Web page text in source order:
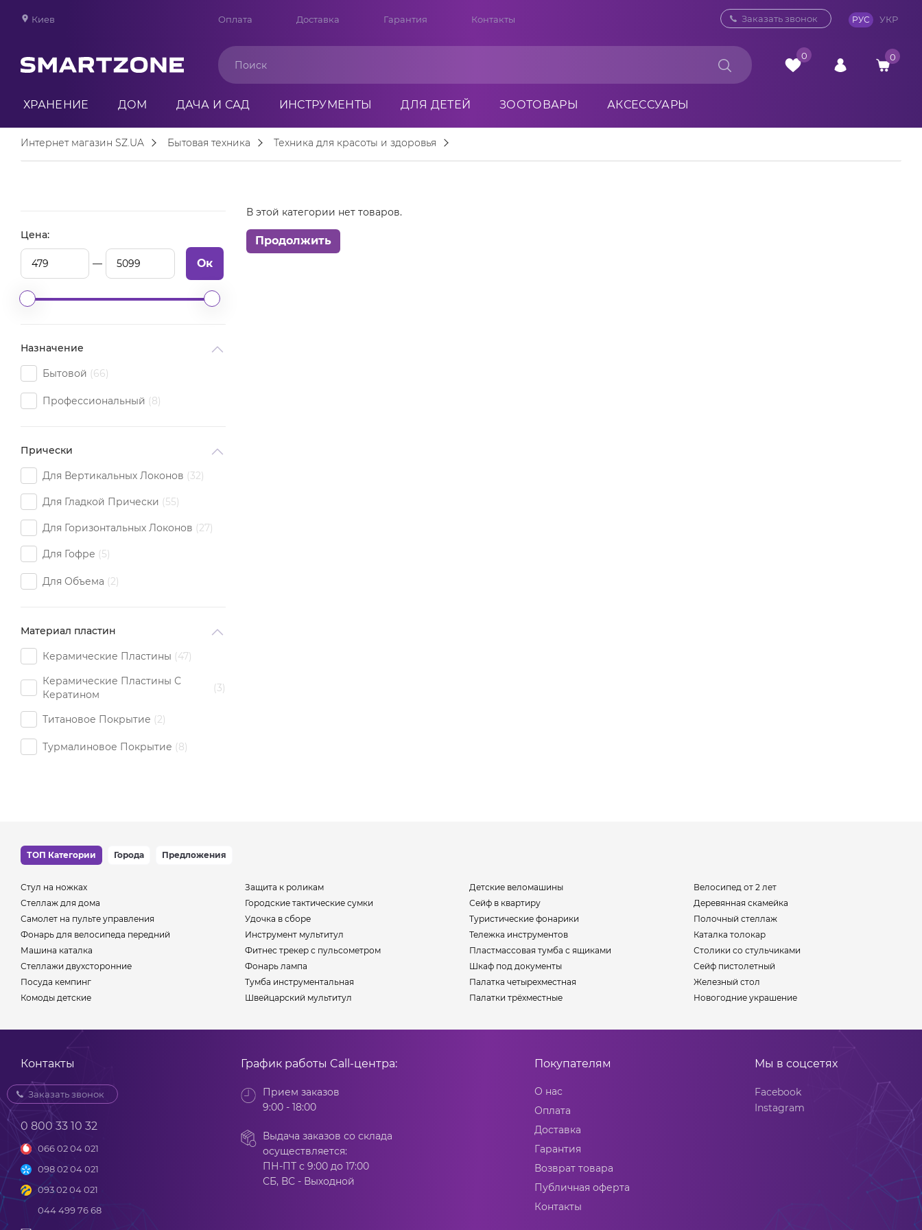
Киев Оплата Доставка Гарантия Контакты 0 800 33 10 32
Заказать звонок РУС УКР
0 0
ХРАНЕНИЕ ДОМ ДАЧА И САД ИНСТРУМЕНТЫ ДЛЯ ДЕТЕЙ ЗООТОВАРЫ АКСЕССУАРЫ
Интернет магазин SZ.UA Бытовая техника Техника для красоты и здоровья
Цена:
Ок
Назначение
Бытовой 66
Профессиональный 8
Прически
Для Вертикальных Локонов 32
Для Гладкой Прически 55
Для Горизонтальных Локонов 27
Для Гофре 5
Для Объема 2
Материал пластин
Керамические Пластины
47
Керамические Пластины С
Кератином
3
Титановое Покрытие 2
Турмалиновое Покрытие 8
В этой категории нет товаров.
Продолжить
ТОП Категории Города Предложения
Стул на ножках
Стеллаж для дома
Самолет на пульте управления
Фонарь для велосипеда передний
Машина каталка
Стеллажи двухсторонние
Посуда кемпинг
Комоды детские
Защита к роликам
Городские тактические сумки
Удочка в сборе
Инструмент мультитул
Фитнес трекер с пульсометром
Фонарь лампа
Тумба инструментальная
Швейцарский мультитул
Детские веломашины
Сейф в квартиру
Туристические фонарики
Тележка инструментов
Пластмассовая тумба с ящиками
Шкаф под документы
Палатка четырехместная
Палатки трёхместные
Велосипед от 2 лет
Деревянная скамейка
Полочный стеллаж
Каталка толокар
Столики со стульчиками
Сейф пистолетный
Железный стол
Новогодние украшение
Контакты
Заказать звонок
0 800 33 10 32
066 02 04 021
098 02 04 021
093 02 04 021
044 499 76 68
График работы Call-центра:
Прием заказов
9:00 - 18:00
Выдача заказов со склада
осуществляется:
ПН-ПТ с 9:00 до 17:00
СБ, ВС - Выходной
Покупателям
О нас
Оплата
Доставка
Гарантия
Возврат товара
Публичная оферта
Контакты
Мы в соцсетях
Facebook
Instagram